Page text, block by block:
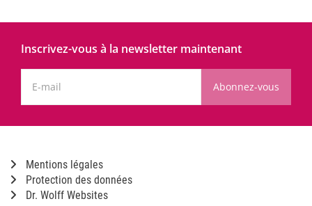
Inscrivez-vous à la newsletter maintenant
Abonnez-vous
Mentions légales
Protection des données
Dr. Wolff Websites